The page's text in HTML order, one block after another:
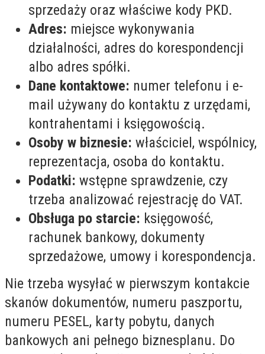
sprzedaży oraz właściwe kody PKD.
Adres: miejsce wykonywania
działalności, adres do korespondencji
albo adres spółki.
Dane kontaktowe: numer telefonu i e-
mail używany do kontaktu z urzędami,
kontrahentami i księgowością.
Osoby w biznesie: właściciel, wspólnicy,
reprezentacja, osoba do kontaktu.
Podatki: wstępne sprawdzenie, czy
trzeba analizować rejestrację do VAT.
Obsługa po starcie: księgowość,
rachunek bankowy, dokumenty
sprzedażowe, umowy i korespondencja.
Nie trzeba wysyłać w pierwszym kontakcie
skanów dokumentów, numeru paszportu,
numeru PESEL, karty pobytu, danych
bankowych ani pełnego biznesplanu. Do